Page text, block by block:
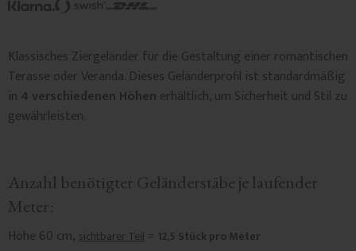
Klassisches Ziergeländer für die Gestaltung einer romantischen
Terasse oder Veranda. Dieses Geländerprofil ist standardmäßig
in 4 verschiedenen Höhen erhältlich, um Sicherheit und Stil zu
gewährleisten.
Anzahl benötigter Geländerstäbe je laufender
Meter:
Höhe 60 cm, sichtbarer Teil = 12,5 Stück pro Meter